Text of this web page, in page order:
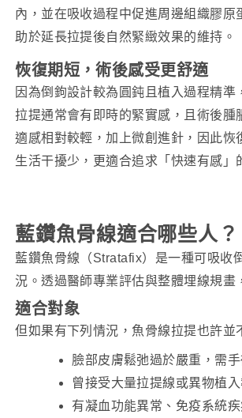
內，並在吸收過程中促進周邊組織膠原
助於延長拉提後自然緊緻效果的維持。
恢復期短，術後感受更舒適
因為倒鉤設計較為圓鈍且植入過程精準
拉提通常會有即時的緊實感，且術後腫
適感相對較輕，加上微創進針，因此恢
生活干擾少，更適合追求「快速有感」
藍鑽魚骨線適合哪些人？
藍鑽魚骨線（Stratafix）是一種可吸收
況。透過醫師專業評估與整體埋線規畫
適合對象
但如果有下列情況，魚骨線拉提也許並
臉部皮膚鬆弛過於嚴重，需
曾接受大量拉提線或異物植
有凝血功能異常、免疫系統